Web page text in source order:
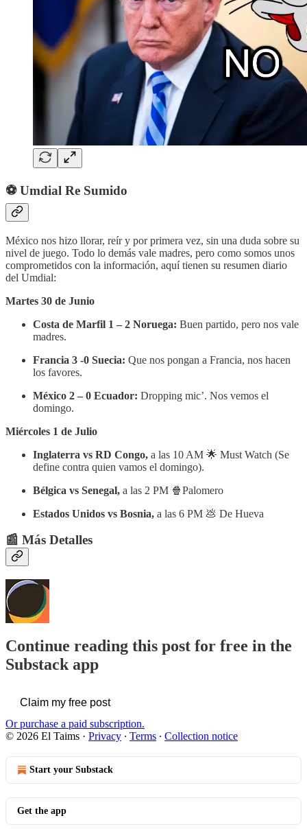
⚽ Umdial Re Sumido
México nos hizo llorar, reír y por primera vez, sin una duda sobre su
nivel de juego. Todo lo demás vale madres, pero como somos unos
comprometidos con la información, aquí tienen su resumen diario
del Umdial:
Martes 30 de Junio
Costa de Marfil 1 – 2 Noruega: Buen partido, pero nos vale
madres.
Francia 3 -0 Suecia: Que nos pongan a Francia, nos hacen
los favores.
México 2 – 0 Ecuador: Dropping mic’. Nos vemos el
domingo.
Miércoles 1 de Julio
Inglaterra vs RD Congo, a las 10 AM 🌟 Must Watch (Se
define contra quien vamos el domingo).
Bélgica vs Senegal, a las 2 PM 🍿Palomero
Estados Unidos vs Bosnia, a las 6 PM 💩 De Hueva
📰 Más Detalles
Continue reading this post for free in the
Substack app
Claim my free post
Or purchase a paid subscription.
© 2026 El Taims · Privacy ∙ Terms ∙ Collection notice
Start your Substack
Get the app